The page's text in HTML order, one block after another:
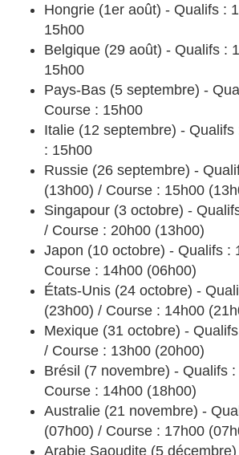
Hongrie (1er août) - Qualifs :
15h00
Belgique (29 août) - Qualifs :
15h00
Pays-Bas (5 septembre) -
Course : 15h00
Italie (12 septembre) -
: 15h00
Russie (26 septembre) -
(13h00) / Course : 15h00
Singapour (3 octobre) -
/ Course : 20h00 (13h00)
Japon (10 octobre) - Qualifs :
Course : 14h00 (06h00)
États-Unis (24 octobre) -
(23h00) / Course : 14h00
Mexique (31 octobre) -
/ Course : 13h00 (20h00)
Brésil (7 novembre) - Qualifs
Course : 14h00 (18h00)
Australie (21 novembre) -
(07h00) / Course : 17h00
Arabie Saoudite (5